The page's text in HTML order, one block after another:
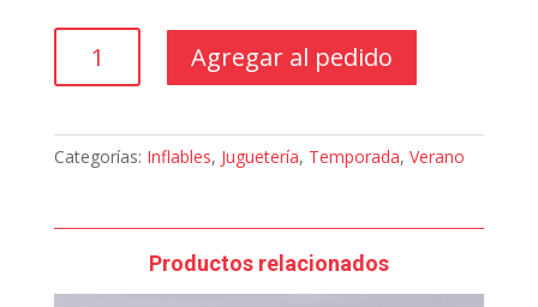
inflable
cantidad
Agregar al pedido
Categorías: Inflables, Juguetería, Temporada, Verano
Productos relacionados